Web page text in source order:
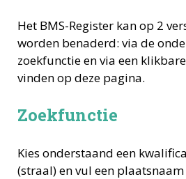
Het BMS-Register kan op 2
worden benaderd: via de
zoekfunctie en via een
vinden op deze pagina.
Zoekfunctie
Kies onderstaand een
(straal) en vul een